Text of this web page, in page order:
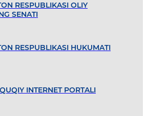
RESPUBLIKASI OLIY
SENATI
RESPUBLIKASI HUKUMATI
INTERNET PORTALI